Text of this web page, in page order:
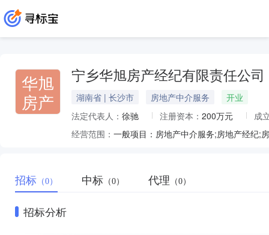
华旭
房产
宁乡华旭房产经纪有限责任公司
湖南省 | 长沙市 房地产中介服务
开业
法定代表人： 徐驰 注册资本： 200万元
成
经营范围：
招标 （0） 中标 （0） 代理 （0）
招标分析